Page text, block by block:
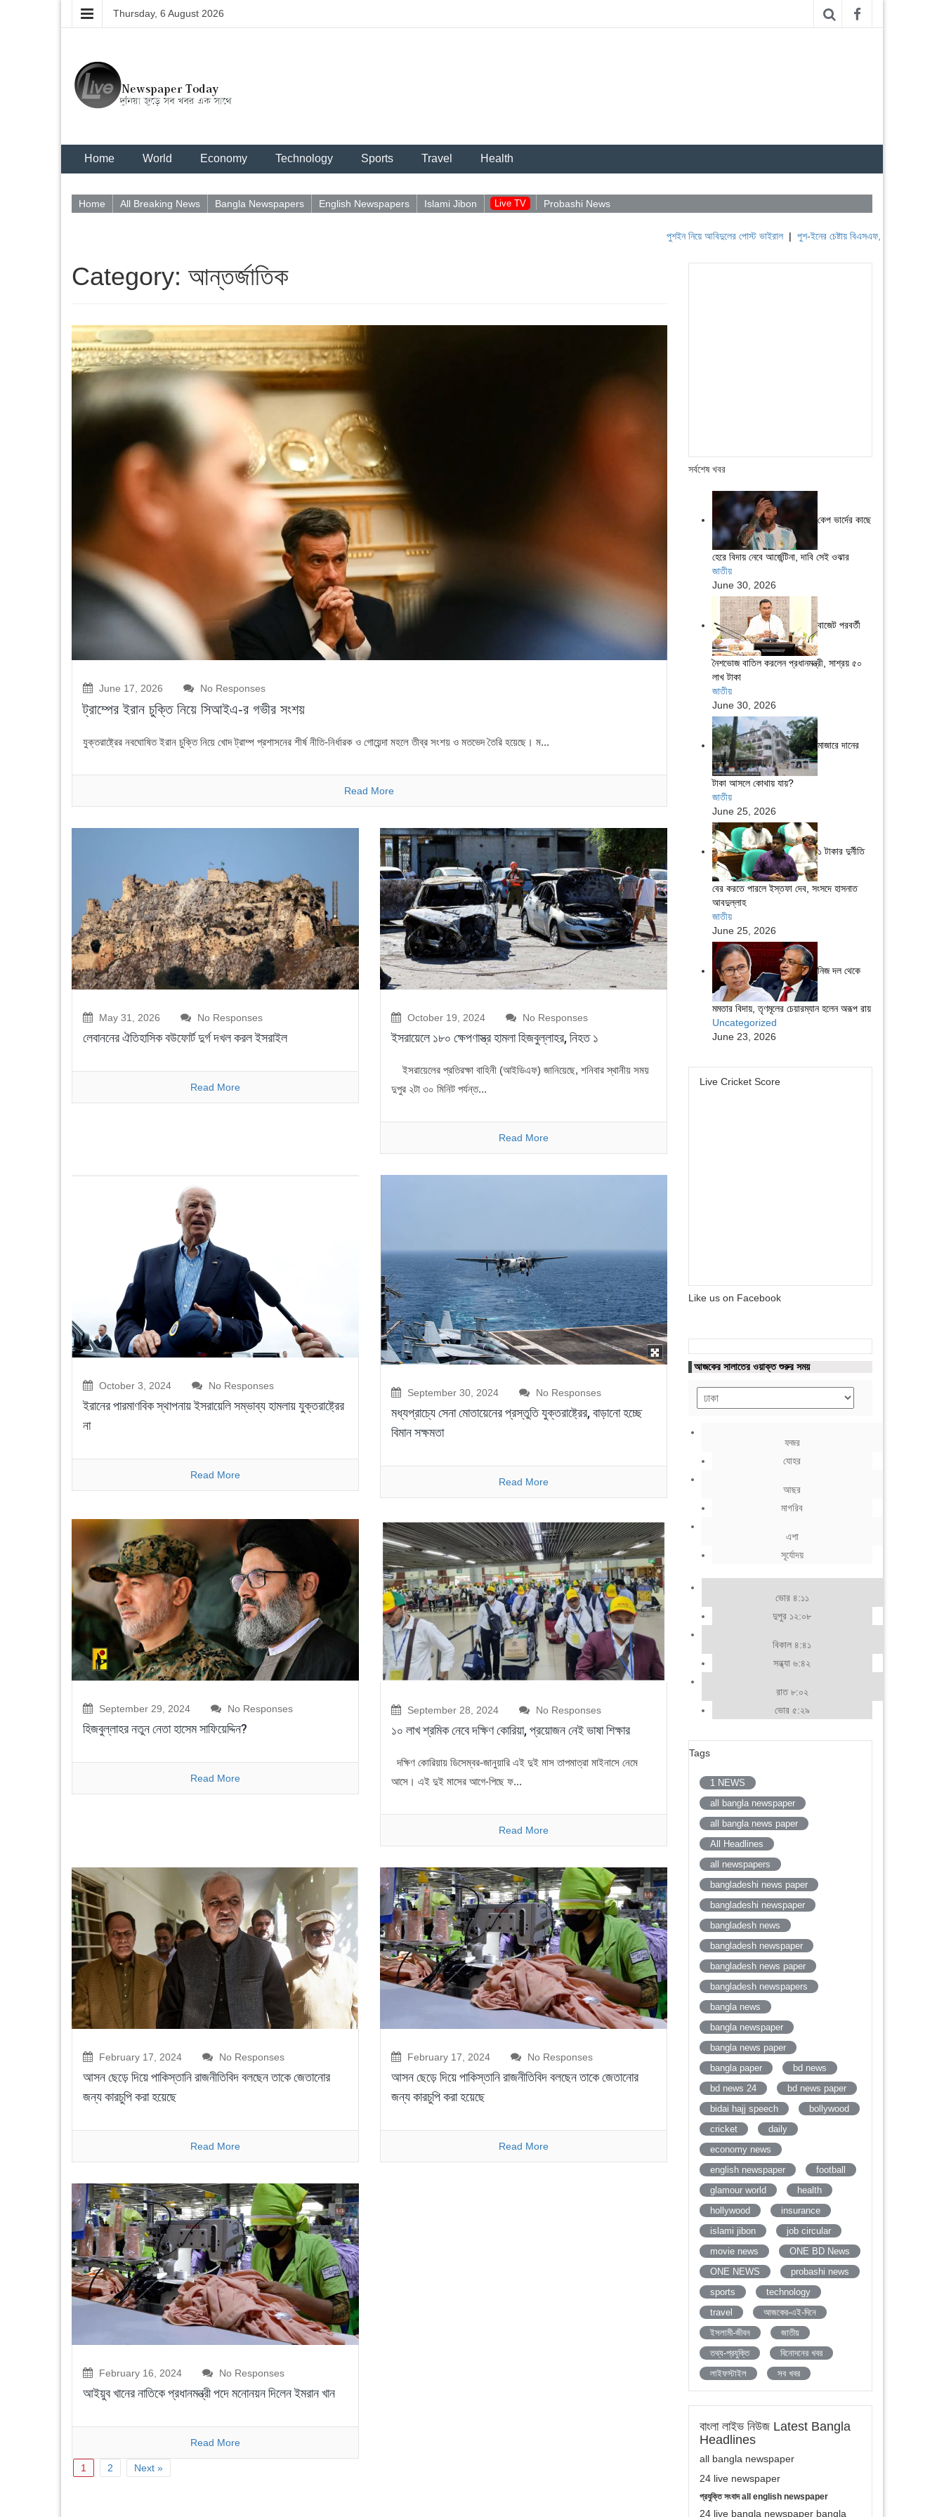
Thursday, 6 August 2026
Home World Economy Technology Sports Travel Health
Home All Breaking News Bangla Newspapers English Newspapers Islami Jibon Live TV Probashi News
পুশইন নিয়ে আবিদুলের পোস্ট ভাইরাল|পুশ-ইনের চেষ্টায় বিএসএফ, পণ্ড করছে বিজিবি
Category: আন্তর্জাতিক
June 17, 2026 No Responses
ট্রাম্পের ইরান চুক্তি নিয়ে সিআইএ-র গভীর সংশয়
যুক্তরাষ্ট্রের নবঘোষিত ইরান চুক্তি নিয়ে খোদ ট্রাম্প প্রশাসনের শীর্ষ নীতি-নির্ধারক ও গোয়েন্দা মহলে তীব্র সংশয় ও মতভেদ তৈরি হয়েছে। ম...
Read More
May 31, 2026 No Responses
লেবাননের ঐতিহাসিক বউফোর্ট দুর্গ দখল করল ইসরাইল
Read More
October 19, 2024 No Responses
ইসরায়েলে ১৮০ ক্ষেপণাস্ত্র হামলা হিজবুল্লাহর, নিহত ১
ইসরায়েলের প্রতিরক্ষা বাহিনী (আইডিএফ) জানিয়েছে, শনিবার স্থানীয় সময়
দুপুর ২টা ৩০ মিনিট পর্যন্ত...
Read More
October 3, 2024 No Responses
ইরানের পারমাণবিক স্থাপনায় ইসরায়েলি সম্ভাব্য হামলায় যুক্তরাষ্ট্রের
না
Read More
September 30, 2024 No Responses
মধ্যপ্রাচ্যে সেনা মোতায়েনের প্রস্তুতি যুক্তরাষ্ট্রের, বাড়ানো হচ্ছে
বিমান সক্ষমতা
Read More
September 29, 2024 No Responses
হিজবুল্লাহর নতুন নেতা হাসেম সাফিয়েদ্দিন?
Read More
September 28, 2024 No Responses
১০ লাখ শ্রমিক নেবে দক্ষিণ কোরিয়া, প্রয়োজন নেই ভাষা শিক্ষার
দক্ষিণ কোরিয়ায় ডিসেম্বর-জানুয়ারি এই দুই মাস তাপমাত্রা মাইনাসে নেমে
আসে। এই দুই মাসের আগে-পিছে ফ...
Read More
February 17, 2024 No Responses
আসন ছেড়ে দিয়ে পাকিস্তানি রাজনীতিবিদ বলছেন তাকে জেতানোর
জন্য কারচুপি করা হয়েছে
Read More
February 17, 2024 No Responses
আসন ছেড়ে দিয়ে পাকিস্তানি রাজনীতিবিদ বলছেন তাকে জেতানোর
জন্য কারচুপি করা হয়েছে
Read More
February 16, 2024 No Responses
আইয়ুব খানের নাতিকে প্রধানমন্ত্রী পদে মনোনয়ন দিলেন ইমরান খান
Read More
1 2 Next »
সর্বশেষ খবর
কেপ ভার্দের কাছে
হেরে বিদায় নেবে আর্জেন্টিনা, দাবি সেই ওঝার
জাতীয়
June 30, 2026
বাজেট পরবর্তী
নৈশভোজ বাতিল করলেন প্রধানমন্ত্রী, সাশ্রয় ৫০
লাখ টাকা
জাতীয়
June 30, 2026
মাজারে দানের
টাকা আসলে কোথায় যায়?
জাতীয়
June 25, 2026
১ টাকার দুর্নীতি
বের করতে পারলে ইস্তফা দেব, সংসদে হাসনাত
আবদুল্লাহ
জাতীয়
June 25, 2026
নিজ দল থেকে
মমতার বিদায়, তৃণমূলের চেয়ারম্যান হলেন অরূপ রায়
Uncategorized
June 23, 2026
Live Cricket Score
Like us on Facebook
আজকের সালাতের ওয়াক্ত শুরুর সময়
ফজর
যোহর
আছর
মাগরিব
এশা
সূর্যোদয়
ভোর ৪:১১
দুপুর ১২:০৮
বিকাল ৪:৪১
সন্ধ্যা ৬:৪২
রাত ৮:০২
ভোর ৫:২৯
Tags
1 NEWS
all bangla newspaper
all bangla news paper
All Headlines
all newspapers
bangladeshi news paper
bangladeshi newspaper
bangladesh news
bangladesh newspaper
bangladesh news paper
bangladesh newspapers
bangla news
bangla newspaper
bangla news paper
bangla paper
bd news
bd news 24
bd news paper
bidai hajj speech
bollywood
cricket
daily
economy news
english newspaper
football
glamour world
health
hollywood
insurance
islami jibon
job circular
movie news
ONE BD News
ONE NEWS
probashi news
sports
technology
travel
আজকের-এই-দিনে
ইসলামী-জীবন
জাতীয়
তথ্য-প্রযুক্তি
বিনোদনের খবর
লাইফস্টাইল
সব খবর
বাংলা লাইভ নিউজ Latest Bangla
Headlines
all bangla newspaper
24 live newspaper
প্রযুক্তি সংবাদ all english newspaper
24 live bangla newspaper bangla